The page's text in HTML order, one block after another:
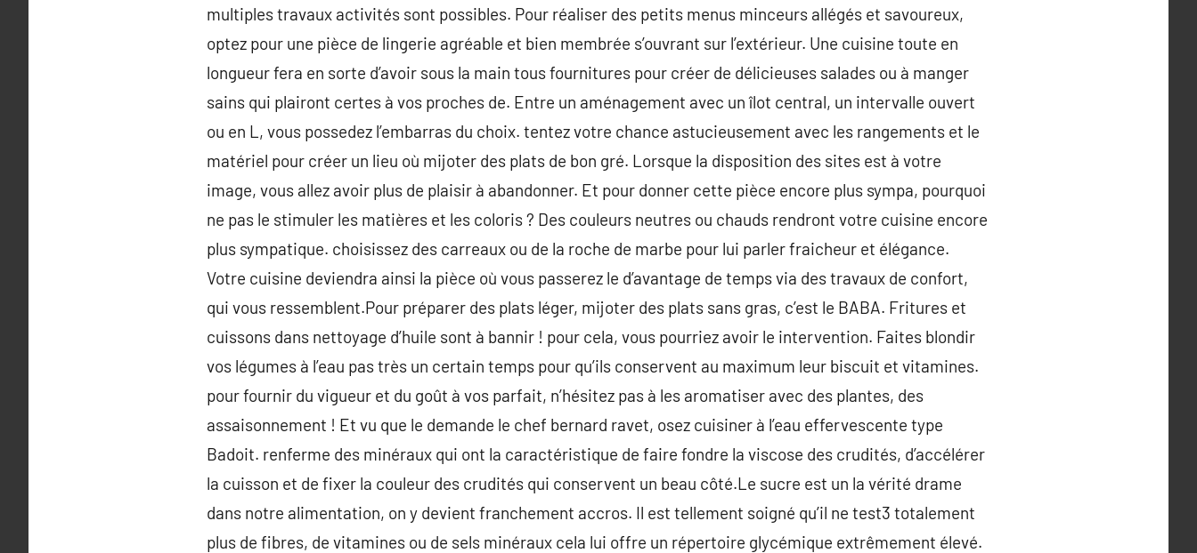
multiples travaux activités sont possibles. Pour réaliser des petits menus minceurs allégés et savoureux,
optez pour une pièce de lingerie agréable et bien membrée s’ouvrant sur l’extérieur. Une cuisine toute en
longueur fera en sorte d’avoir sous la main tous fournitures pour créer de délicieuses salades ou à manger
sains qui plairont certes à vos proches de. Entre un aménagement avec un îlot central, un intervalle ouvert
ou en L, vous possedez l’embarras du choix. tentez votre chance astucieusement avec les rangements et le
matériel pour créer un lieu où mijoter des plats de bon gré. Lorsque la disposition des sites est à votre
image, vous allez avoir plus de plaisir à abandonner. Et pour donner cette pièce encore plus sympa, pourquoi
ne pas le stimuler les matières et les coloris ? Des couleurs neutres ou chauds rendront votre cuisine encore
plus sympatique. choisissez des carreaux ou de la roche de marbe pour lui parler fraicheur et élégance.
Votre cuisine deviendra ainsi la pièce où vous passerez le d’avantage de temps via des travaux de confort,
qui vous ressemblent.Pour préparer des plats léger, mijoter des plats sans gras, c’est le BABA. Fritures et
cuissons dans nettoyage d’huile sont à bannir ! pour cela, vous pourriez avoir le intervention. Faites blondir
vos légumes à l’eau pas très un certain temps pour qu’ils conservent au maximum leur biscuit et vitamines.
pour fournir du vigueur et du goût à vos parfait, n’hésitez pas à les aromatiser avec des plantes, des
assaisonnement ! Et vu que le demande le chef bernard ravet, osez cuisiner à l’eau effervescente type
Badoit. renferme des minéraux qui ont la caractéristique de faire fondre la viscose des crudités, d’accélérer
la cuisson et de fixer la couleur des crudités qui conservent un beau côté.Le sucre est un la vérité drame
dans notre alimentation, on y devient franchement accros. Il est tellement soigné qu’il ne test3 totalement
plus de fibres, de vitamines ou de sels minéraux cela lui offre un répertoire glycémique extrêmement élevé.